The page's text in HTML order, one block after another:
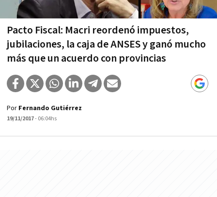
Pacto Fiscal: Macri reordenó impuestos,
jubilaciones, la caja de ANSES y ganó mucho
más que un acuerdo con provincias
Por Fernando Gutiérrez
19/11/2017- 06:04hs